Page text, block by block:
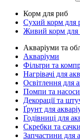
Корм для риб
Сухий корм для
Живий корм для
Акваріуми та
Акваріуми
Фільтри та
Нагрівачі для
Освітлення для
Помпи та насоси
Декорації та
Ґрунт для
Годівниці для
Скребки та
Запчастини для